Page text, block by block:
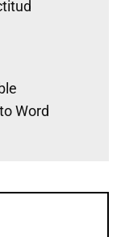
Word